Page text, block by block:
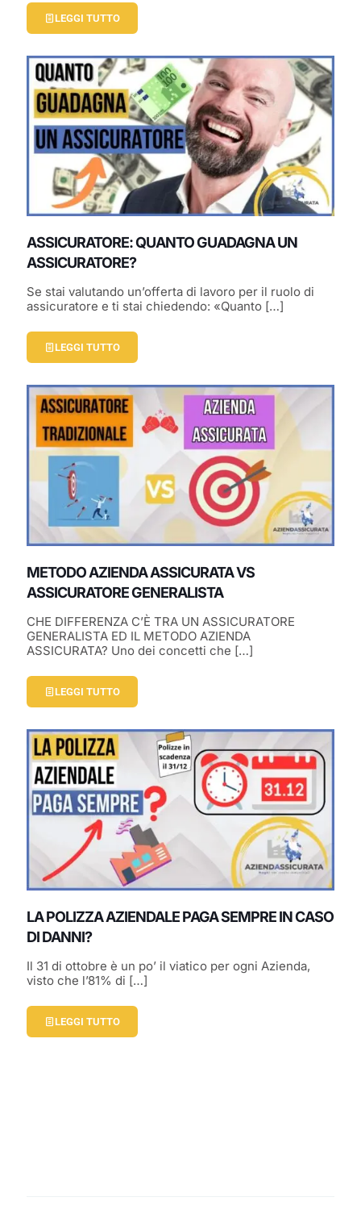
LEGGI TUTTO
ASSICURATORE: QUANTO GUADAGNA UN
ASSICURATORE?
Se stai valutando un’offerta di lavoro per il ruolo di
assicuratore e ti stai chiedendo: «Quanto […]
LEGGI TUTTO
METODO AZIENDA ASSICURATA VS
ASSICURATORE GENERALISTA
CHE DIFFERENZA C’È TRA UN ASSICURATORE
GENERALISTA ED IL METODO AZIENDA
ASSICURATA? Uno dei concetti che […]
LEGGI TUTTO
LA POLIZZA AZIENDALE PAGA SEMPRE IN CASO
DI DANNI?
Il 31 di ottobre è un po’ il viatico per ogni Azienda,
visto che l’81% di […]
LEGGI TUTTO